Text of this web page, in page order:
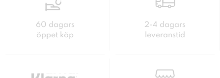
60 dagars
öppet köp
2-4 dagars
leveranstid